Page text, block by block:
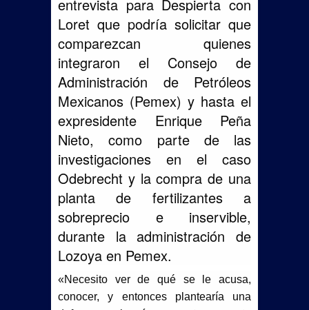
entrevista para Despierta con
Loret que podría solicitar que
comparezcan quienes
integraron el Consejo de
Administración de Petróleos
Mexicanos (Pemex) y hasta el
expresidente Enrique Peña
Nieto, como parte de las
investigaciones en el caso
Odebrecht y la compra de una
planta de fertilizantes a
sobreprecio e inservible,
durante la administración de
Lozoya en Pemex.
«Necesito ver de qué se le acusa,
conocer, y entonces plantearía una